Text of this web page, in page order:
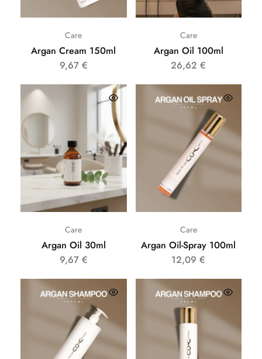
Care
Argan Cream 150ml
9,67 €
Care
Argan Oil 100ml
26,62€
Care
Argan Oil 30ml
9,67 €
Care
Argan Oil-Spray 100ml
12,09€